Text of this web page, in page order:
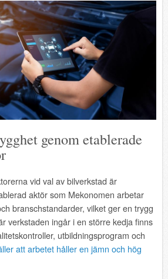
genom etablerade
vid val av bilverkstad är
aktör som Mekonomen arbetar
branschstandarder, vilket ger en trygg
verkstaden ingår i en större kedja finns
utbildningsprogram och
att arbetet håller en jämn och hög